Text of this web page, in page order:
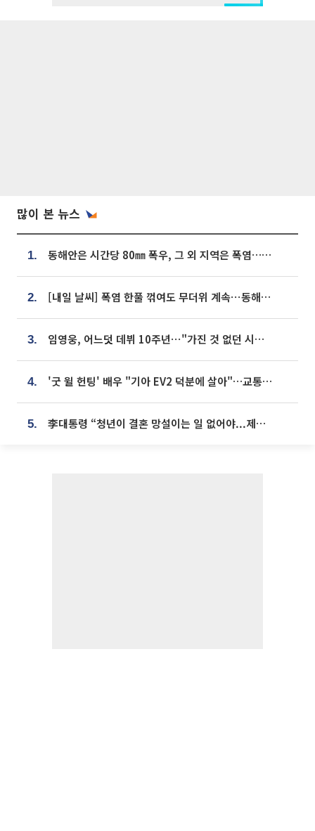
많이 본 뉴스
1. 동해안은 시간당 80㎜ 폭우, 그 외 지역은 폭염…‘극과 극 날씨’
2. [내일 날씨] 폭염 한풀 꺾여도 무더위 계속⋯동해안 이틀 연속 비
3. 임영웅, 어느덧 데뷔 10주년⋯"가진 것 없던 시절, 내 앞엔 20명의 팬뿐"
4. '굿 윌 헌팅' 배우 "기아 EV2 덕분에 살아"…교통사고 후 안전성 극찬
5. 李대통령 “청년이 결혼 망설이는 일 없어야...제도상 불이익 조사”